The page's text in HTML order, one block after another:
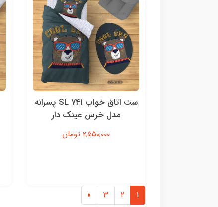
ست اتاق خواب SL ۷۴۱ پسرانه
مدل خرس عینک دار
2,550,000 تومان
1
2
3
»